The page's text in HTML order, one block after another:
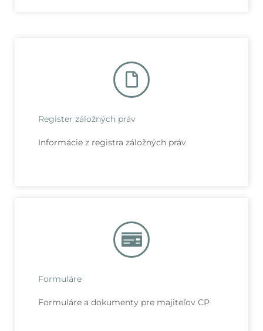
Register záložných práv
Informácie z registra záložných práv
Formuláre
Formuláre a dokumenty pre majiteľov CP